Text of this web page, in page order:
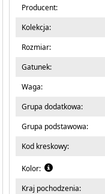
Producent:
Kolekcja:
Rozmiar:
Gatunek:
Waga:
Grupa dodatkowa:
Grupa podstawowa:
Kod kreskowy:
Kolor:
Kraj pochodzenia: